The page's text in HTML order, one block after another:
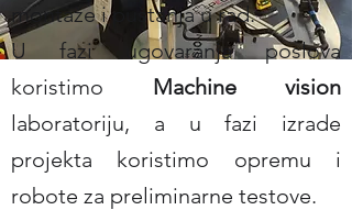
montaže i puštanja u rad.
U fazi ugovaranja poslova
koristimo Machine vision
laboratoriju, a u fazi izrade
projekta koristimo opremu i
robote za preliminarne testove.